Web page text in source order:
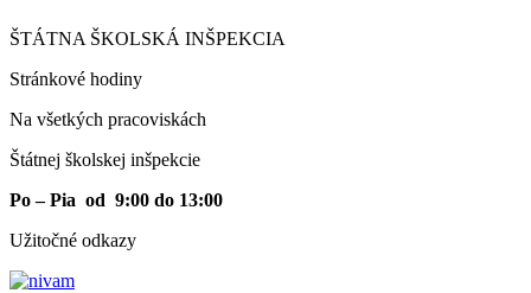
ŠTÁTNA ŠKOLSKÁ INŠPEKCIA
Stránkové hodiny​
Na všetkých pracoviskách
Štátnej školskej inšpekcie
Po – Pia od 9:00 do 13:00
Užitočné odkazy